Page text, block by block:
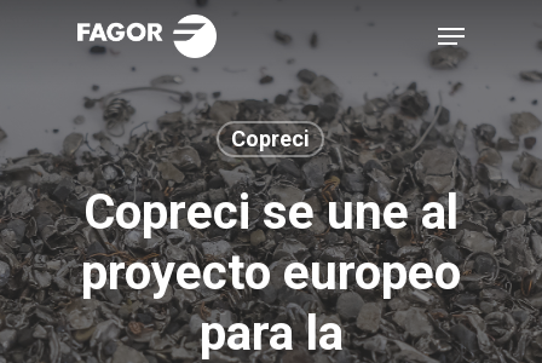
content
Menu
Copreci
Copreci se une al
proyecto europeo
para la